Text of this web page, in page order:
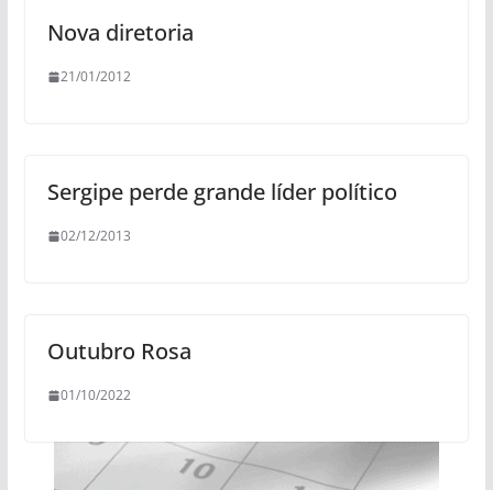
Nova diretoria
21/01/2012
Sergipe perde grande líder político
02/12/2013
Outubro Rosa
01/10/2022